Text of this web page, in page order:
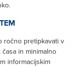
ročno pretipkavati v
in minimalno
informacijskim